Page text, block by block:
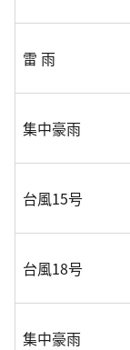
雷 雨
集中豪雨
台風15号
台風18号
集中豪雨